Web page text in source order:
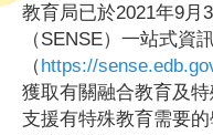
教育局已於2021年9月
（SENSE）一站式資
（https://
獲取有關融合教育及
支援有特殊教育需要